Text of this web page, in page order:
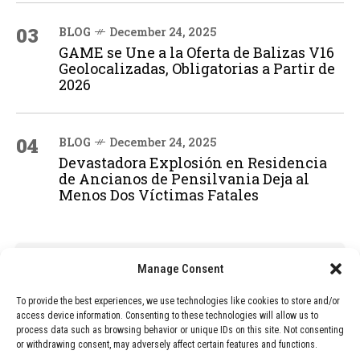
Manage Consent
To provide the best experiences, we use technologies like cookies to store and/or
access device information. Consenting to these technologies will allow us to
process data such as browsing behavior or unique IDs on this site. Not consenting
or withdrawing consent, may adversely affect certain features and functions.
03 BLOG December 24, 2025
GAME se Une a la Oferta de Balizas V16
Geolocalizadas, Obligatorias a Partir de
2026
04 BLOG December 24, 2025
Devastadora Explosión en Residencia
de Ancianos de Pensilvania Deja al
Menos Dos Víctimas Fatales